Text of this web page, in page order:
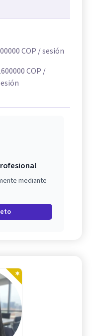
COP / sesión
COP /
mediante